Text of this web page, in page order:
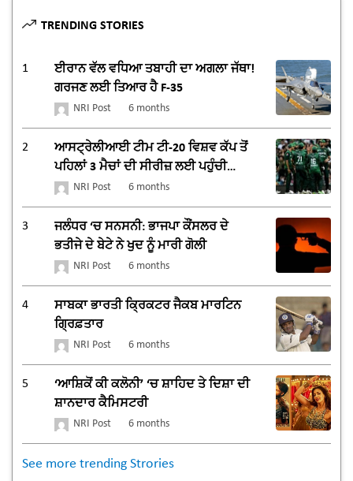
TRENDING STORIES
1
ਈਰਾਨ ਵੱਲ ਵਧਿਆ ਤਬਾਹੀ ਦਾ ਅਗਲਾ ਜੱਥਾ!
ਗਰਜਣ ਲਈ ਤਿਆਰ ਹੈ F-35
NRI Post 6 months
2
ਆਸਟ੍ਰੇਲੀਆਈ ਟੀਮ ਟੀ-20 ਵਿਸ਼ਵ ਕੱਪ ਤੋਂ
ਪਹਿਲਾਂ 3 ਮੈਚਾਂ ਦੀ ਸੀਰੀਜ਼ ਲਈ ਪਹੁੰਚੀ
ਪਾਕਿਸਤਾਨ
NRI Post 6 months
3
ਜਲੰਧਰ ‘ਚ ਸਨਸਨੀ: ਭਾਜਪਾ ਕੌਂਸਲਰ ਦੇ
ਭਤੀਜੇ ਦੇ ਬੇਟੇ ਨੇ ਖੁਦ ਨੂੰ ਮਾਰੀ ਗੋਲੀ
NRI Post 6 months
4
ਸਾਬਕਾ ਭਾਰਤੀ ਕ੍ਰਿਕਟਰ ਜੈਕਬ ਮਾਰਟਿਨ
ਗ੍ਰਿਫ਼ਤਾਰ
NRI Post 6 months
5
‘ਆਸ਼ਿਕੋਂ ਕੀ ਕਲੋਨੀ’ ‘ਚ ਸ਼ਾਹਿਦ ਤੇ ਦਿਸ਼ਾ ਦੀ
ਸ਼ਾਨਦਾਰ ਕੈਮਿਸਟਰੀ
NRI Post 6 months
See more trending Strories